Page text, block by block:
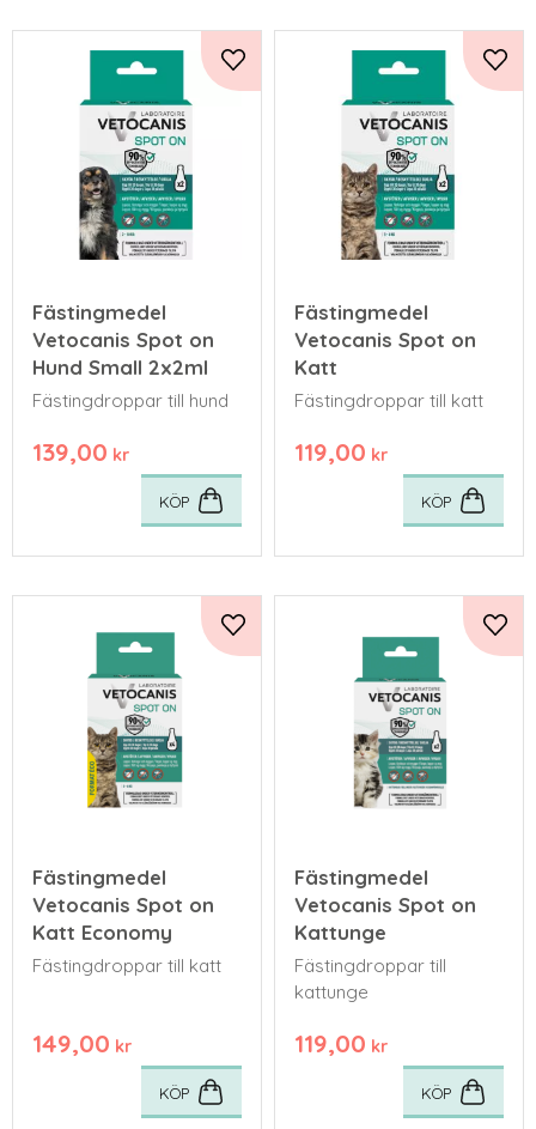
Fästingmedel
Vetocanis Spot on
Hund Small 2x2ml
Fästingdroppar till hund
139,00 kr
Lägg till i favoriter
KÖP
Fästingmedel
Vetocanis Spot on
Katt
Fästingdroppar till katt
119,00 kr
KÖP
Fästingmedel
Vetocanis Spot on
Katt Economy
Fästingdroppar till katt
149,00 kr
Lägg till i favoriter
KÖP
Fästingmedel
Vetocanis Spot on
Kattunge
Fästingdroppar till
kattunge
119,00 kr
KÖP